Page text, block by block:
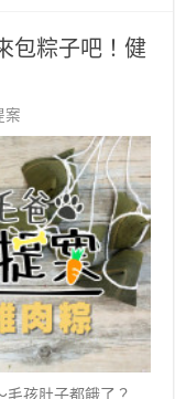
包粽子吧！健
案
孩肚子都餓了？